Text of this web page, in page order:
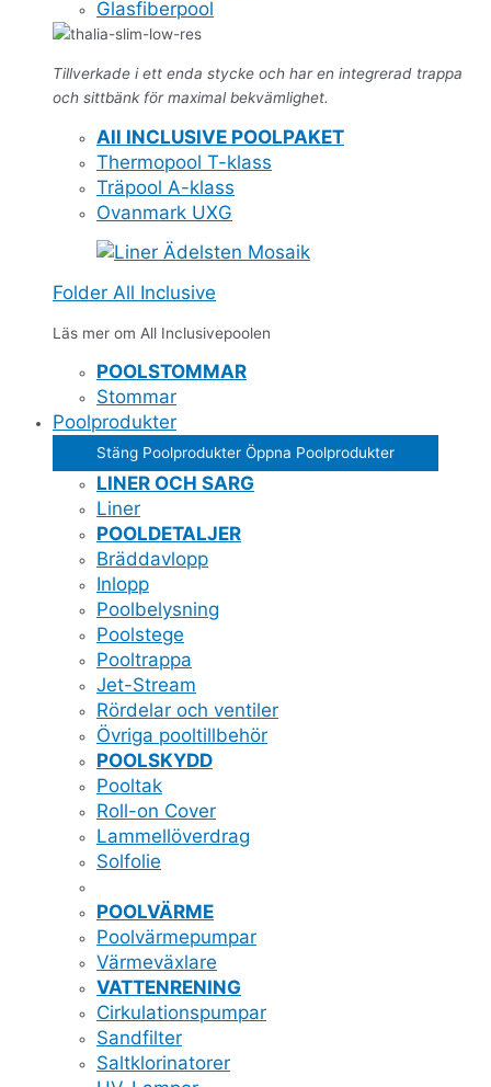
Glasfiberpool
Tillverkade i ett enda stycke och har en integrerad trappa
och sittbänk för maximal bekvämlighet.
All INCLUSIVE POOLPAKET
Thermopool T-klass
Träpool A-klass
Ovanmark UXG
Folder All Inclusive
Läs mer om All Inclusivepoolen
POOLSTOMMAR
Stommar
Poolprodukter
Stäng Poolprodukter Öppna Poolprodukter
LINER OCH SARG
Liner
POOLDETALJER
Bräddavlopp
Inlopp
Poolbelysning
Poolstege
Pooltrappa
Jet-Stream
Rördelar och ventiler
Övriga pooltillbehör
POOLSKYDD
Pooltak
Roll-on Cover
Lammellöverdrag
Solfolie
POOLVÄRME
Poolvärmepumpar
Värmeväxlare
VATTENRENING
Cirkulationspumpar
Sandfilter
Saltklorinatorer